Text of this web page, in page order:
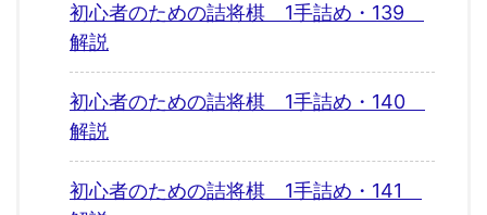
初心者のための詰将棋 1手詰め・139
解説
初心者のための詰将棋 1手詰め・140
解説
初心者のための詰将棋 1手詰め・141